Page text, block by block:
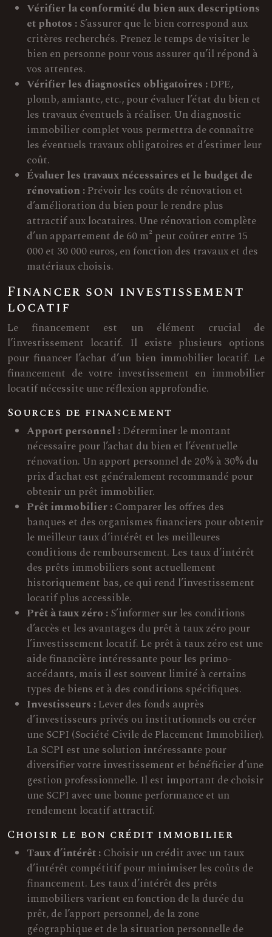
Vérifier la conformité du bien aux descriptions
et photos :S’assurer que le bien correspond aux
critères recherchés. Prenez le temps de visiter le
bien en personne pour vous assurer qu’il répond à
vos attentes.
Vérifier les diagnostics obligatoires :DPE,
plomb, amiante, etc., pour évaluer l’état du bien et
les travaux éventuels à réaliser. Un diagnostic
immobilier complet vous permettra de connaître
les éventuels travaux obligatoires et d’estimer leur
coût.
Évaluer les travaux nécessaires et le budget de
rénovation :Prévoir les coûts de rénovation et
d’amélioration du bien pour le rendre plus
attractif aux locataires. Une rénovation complète
d’un appartement de 60 m² peut coûter entre 15
000 et 30 000 euros, en fonction des travaux et des
matériaux choisis.
Financer son investissement
locatif
Le financement est un élément crucial de
l’investissement locatif. Il existe plusieurs options
pour financer l’achat d’un bien immobilier locatif. Le
financement de votre investissement en immobilier
locatif nécessite une réflexion approfondie.
Sources de financement
Apport personnel :Déterminer le montant
nécessaire pour l’achat du bien et l’éventuelle
rénovation. Un apport personnel de 20% à 30% du
prix d’achat est généralement recommandé pour
obtenir un prêt immobilier.
Prêt immobilier :Comparer les offres des
banques et des organismes financiers pour obtenir
le meilleur taux d’intérêt et les meilleures
conditions de remboursement. Les taux d’intérêt
des prêts immobiliers sont actuellement
historiquement bas, ce qui rend l’investissement
locatif plus accessible.
Prêt à taux zéro :S’informer sur les conditions
d’accès et les avantages du prêt à taux zéro pour
l’investissement locatif. Le prêt à taux zéro est une
aide financière intéressante pour les primo-
accédants, mais il est souvent limité à certains
types de biens et à des conditions spécifiques.
Investisseurs :Lever des fonds auprès
d’investisseurs privés ou institutionnels ou créer
une SCPI (Société Civile de Placement Immobilier).
La SCPI est une solution intéressante pour
diversifier votre investissement et bénéficier d’une
gestion professionnelle. Il est important de choisir
une SCPI avec une bonne performance et un
rendement locatif attractif.
Choisir le bon crédit immobilier
Taux d’intérêt :Choisir un crédit avec un taux
d’intérêt compétitif pour minimiser les coûts de
financement. Les taux d’intérêt des prêts
immobiliers varient en fonction de la durée du
prêt, de l’apport personnel, de la zone
géographique et de la situation personnelle de